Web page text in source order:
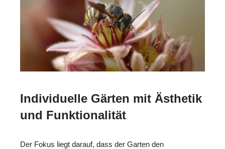
Individuelle Gärten mit Ästhetik
und Funktionalität
Der Fokus liegt darauf, dass der Garten den